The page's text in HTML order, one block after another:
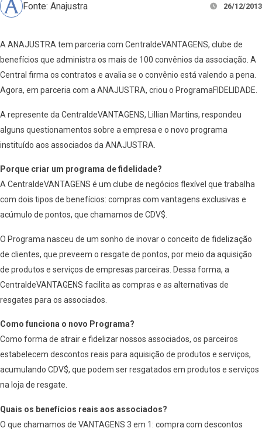
Fonte: Anajustra 26/12/2013
A ANAJUSTRA tem parceria com CentraldeVANTAGENS, clube de
benefícios que administra os mais de 100 convênios da associação. A
Central firma os contratos e avalia se o convênio está valendo a pena.
Agora, em parceria com a ANAJUSTRA, criou o ProgramaFIDELIDADE.
A represente da CentraldeVANTAGENS, Lillian Martins, respondeu
alguns questionamentos sobre a empresa e o novo programa
instituído aos associados da ANAJUSTRA.
Porque criar um programa de fidelidade?
A CentraldeVANTAGENS é um clube de negócios flexível que trabalha
com dois tipos de benefícios: compras com vantagens exclusivas e
acúmulo de pontos, que chamamos de CDV$.
O Programa nasceu de um sonho de inovar o conceito de fidelização
de clientes, que preveem o resgate de pontos, por meio da aquisição
de produtos e serviços de empresas parceiras. Dessa forma, a
CentraldeVANTAGENS facilita as compras e as alternativas de
resgates para os associados.
Como funciona o novo Programa?
Como forma de atrair e fidelizar nossos associados, os parceiros
estabelecem descontos reais para aquisição de produtos e serviços,
acumulando CDV$, que podem ser resgatados em produtos e serviços
na loja de resgate.
Quais os benefícios reais aos associados?
O que chamamos de VANTAGENS 3 em 1: compra com descontos